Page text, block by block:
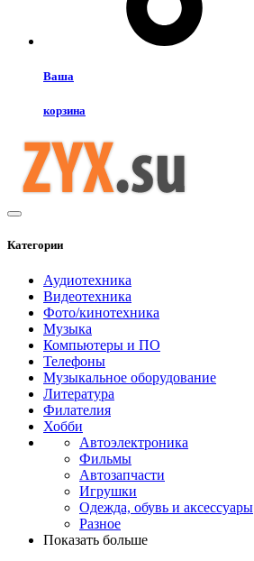
Ваша
корзина
Категории
Аудиотехника
Видеотехника
Фото/кинотехника
Музыка
Компьютеры и ПО
Телефоны
Музыкальное оборудование
Литература
Филателия
Хобби
Автоэлектроника
Фильмы
Автозапчасти
Игрушки
Одежда, обувь и аксессуары
Разное
Показать больше